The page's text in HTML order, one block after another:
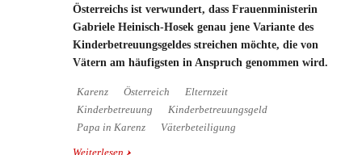
Österreichs ist verwundert, dass Frauenministerin
Gabriele Heinisch-Hosek genau jene Variante des
Kinderbetreuungsgeldes streichen möchte, die von
Vätern am häufigsten in Anspruch genommen wird.
Karenz Österreich
Elternzeit
Kinderbetreuung
Kinderbetreuungsgeld
Papa in Karenz
Väterbeteiligung
Weiterlesen über Kinderbetreuungsgeld - Väterbeteiligung bei